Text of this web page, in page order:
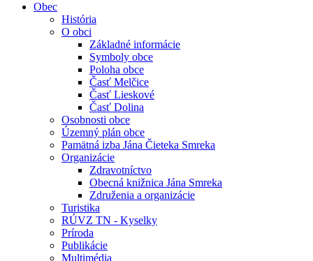
Obec
História
O obci
Základné informácie
Symboly obce
Poloha obce
Časť Melčice
Časť Lieskové
Časť Dolina
Osobnosti obce
Územný plán obce
Pamätná izba Jána Čieteka Smreka
Organizácie
Zdravotníctvo
Obecná knižnica Jána Smreka
Združenia a organizácie
Turistika
RÚVZ TN - Kyselky
Príroda
Publikácie
Multimédia